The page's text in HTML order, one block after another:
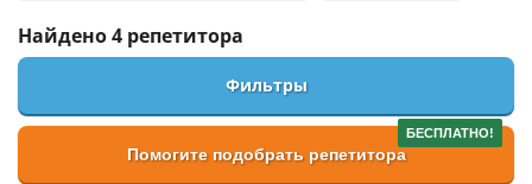
Найдено4 репетитора
Фильтры
БЕСПЛАТНО!
Помогите подобрать репетитора